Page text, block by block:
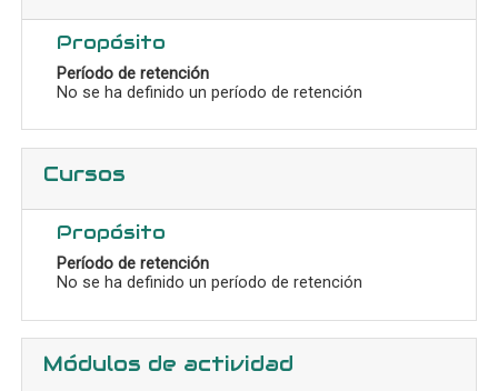
Propósito
Período de retención
No se ha definido un período de retención
Cursos
Propósito
Período de retención
No se ha definido un período de retención
Módulos de actividad